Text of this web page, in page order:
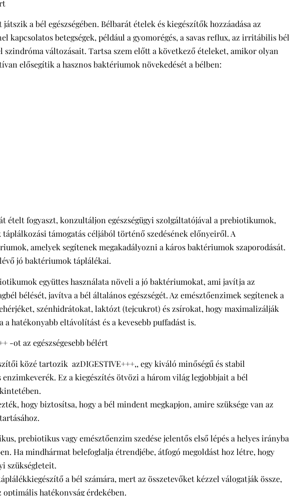
a bél egészségében. Bélbarát ételek és kiegészítők hozzáadása az
kapcsolatos betegségek, például a gyomorégés, a savas reflux, az irritábilis bél
szindróma változásait. Tartsa szem előtt a következő ételeket, amikor olyan
elősegítik a hasznos baktériumok növekedését a bélben:
ételt fogyaszt, konzultáljon egészségügyi szolgáltatójával a prebiotikumok,
támogatás céljából történő szedésének előnyeiről. A
amelyek segítenek megakadályozni a káros baktériumok szaporodását.
jó baktériumok táplálékai.
együttes használata növeli a jó baktériumokat, ami javítja az
bélését, javítva a bél általános egészségét. Az emésztőenzimek segítenek a
szénhidrátokat, laktózt (tejcukrot) és zsírokat, hogy maximalizálják
hatékonyabb eltávolítást és a kevesebb puffadást is.
-ot az egészségesebb bélért
közé tartozik azDIGESTIVE+++,, egy kiváló minőségű és stabil
Ez a kiegészítés ötvözi a három világ legjobbjait a bél
hogy biztosítsa, hogy a bél mindent megkapjon, amire szüksége van az
prebiotikus vagy emésztőenzim szedése jelentős első lépés a helyes irányba
Ha mindhármat belefoglalja étrendjébe, átfogó megoldást hoz létre, hogy
szükségleteit.
a bél számára, mert az összetevőket kézzel válogatják össze,
hatékonyság érdekében.